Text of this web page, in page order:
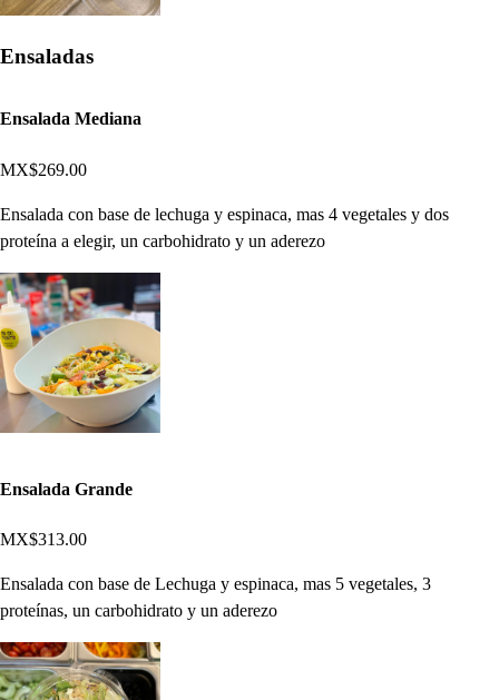
Ensaladas
Ensalada Mediana
MX$269.00
Ensalada con base de lechuga y espinaca, mas 4 vegetales y dos
proteína a elegir, un carbohidrato y un aderezo
Ensalada Grande
MX$313.00
Ensalada con base de Lechuga y espinaca, mas 5 vegetales, 3
proteínas, un carbohidrato y un aderezo